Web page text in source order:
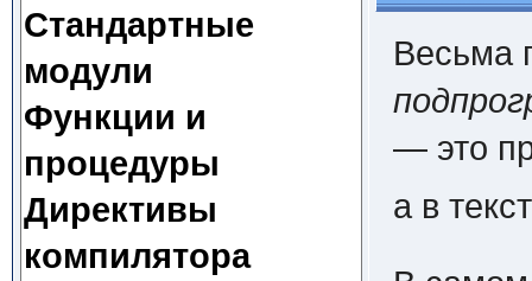
Стандартные
модули
Функции и
процедуры
Директивы
компилятора
Весьма
— это
а в